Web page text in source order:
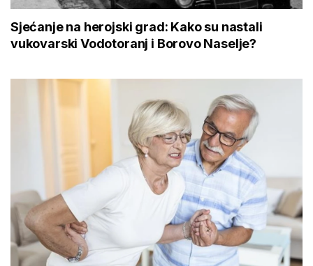
Sjećanje na herojski grad: Kako su nastali
vukovarski Vodotoranj i Borovo Naselje?